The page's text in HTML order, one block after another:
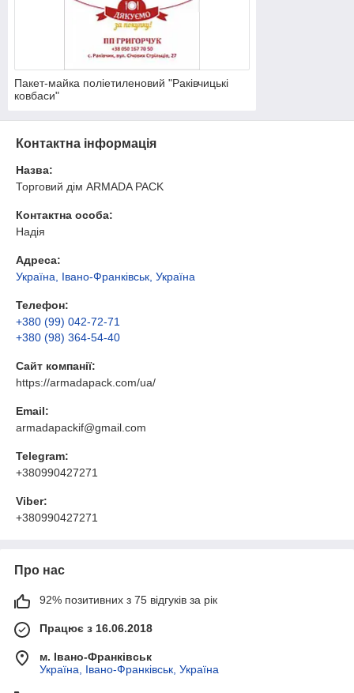
Пакет-майка поліетиленовий "Раківчицькі
ковбаси"
Контактна інформація
Назва:
Торговий дім ARMADA PACK
Контактна особа:
Надія
Адреса:
Україна, Івано-Франківськ, Україна
Телефон:
+380 (99) 042-72-71
+380 (98) 364-54-40
Сайт компанії:
https://armadapack.com/ua/
Email:
armadapackif@gmail.com
Telegram:
+380990427271
Viber:
+380990427271
Про нас
92% позитивних з 75 відгуків за рік
Працює з 16.06.2018
м. Івано-Франківськ
Україна, Івано-Франківськ, Україна